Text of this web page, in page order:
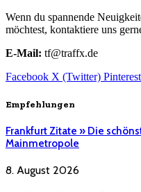
Wenn du spannende
möchtest, kontaktiere uns
E-Mail: tf@traffx.de
Facebook X (Twitter) Pinterest
Empfehlungen
Frankfurt Zitate » Die
Mainmetropole
8. August 2026